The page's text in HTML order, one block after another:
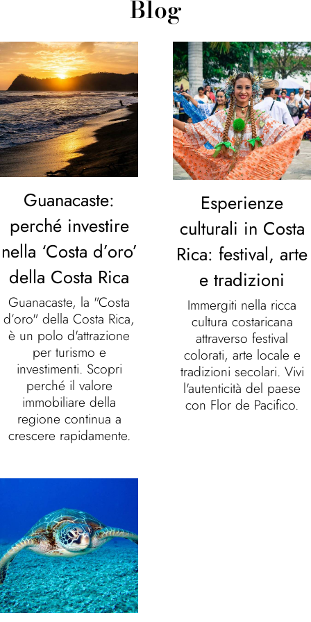
Blog
Guanacaste:
perché investire
nella ‘Costa d’oro’
della Costa Rica
Guanacaste, la "Costa
d’oro" della Costa Rica,
è un polo d'attrazione
per turismo e
investimenti. Scopri
perché il valore
immobiliare della
regione continua a
crescere rapidamente.
Esperienze
culturali in Costa
Rica: festival, arte
e tradizioni
Immergiti nella ricca
cultura costaricana
attraverso festival
colorati, arte locale e
tradizioni secolari. Vivi
l'autenticità del paese
con Flor de Pacifico.